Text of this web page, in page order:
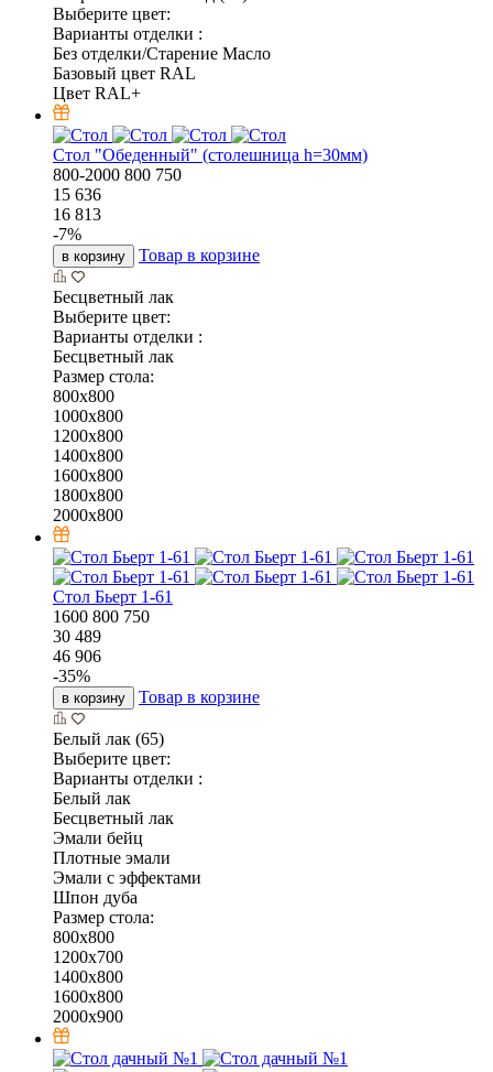
Выберите цвет:
Варианты отделки :
Без отделки/Старение Масло
Базовый цвет RAL
Цвет RAL+
Стол "Обеденный" (столешница h=30мм)
800-2000 800 750
15 636
16 813
-7%
в корзину Товар в корзине
Бесцветный лак
Выберите цвет:
Варианты отделки :
Бесцветный лак
Размер стола:
800x800
1000x800
1200x800
1400x800
1600x800
1800x800
2000x800
Стол Бьерт 1-61
1600 800 750
30 489
46 906
-35%
в корзину Товар в корзине
Белый лак (65)
Выберите цвет:
Варианты отделки :
Белый лак
Бесцветный лак
Эмали бейц
Плотные эмали
Эмали с эффектами
Шпон дуба
Размер стола:
800х800
1200х700
1400х800
1600х800
2000х900